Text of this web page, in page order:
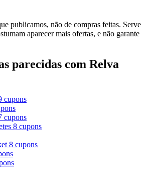
publicamos, não de compras feitas. Serve
aparecer mais ofertas, e não garante
parecidas com Relva
cupons
cupons
8 cupons
8 cupons